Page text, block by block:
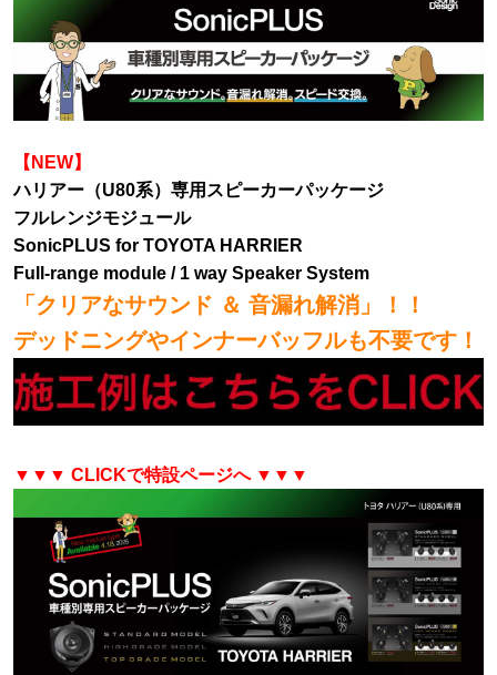
【NEW】
ハリアー（U80系）専用スピーカーパッケージ
フルレンジモジュール
SonicPLUS for TOYOTA HARRIER
Full-range module / 1 way Speaker System
「クリアなサウンド ＆ 音漏れ解消」！！
デッドニングやインナーバッフルも不要です！
▼▼▼ CLICKで特設ページへ ▼▼▼